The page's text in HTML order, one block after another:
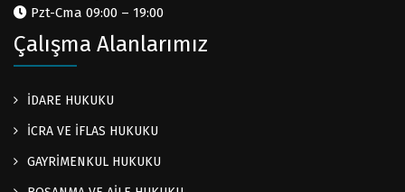
Pzt-Cma 09:00 – 19:00
Çalışma Alanlarımız
İDARE HUKUKU
İCRA VE İFLAS HUKUKU
GAYRİMENKUL HUKUKU